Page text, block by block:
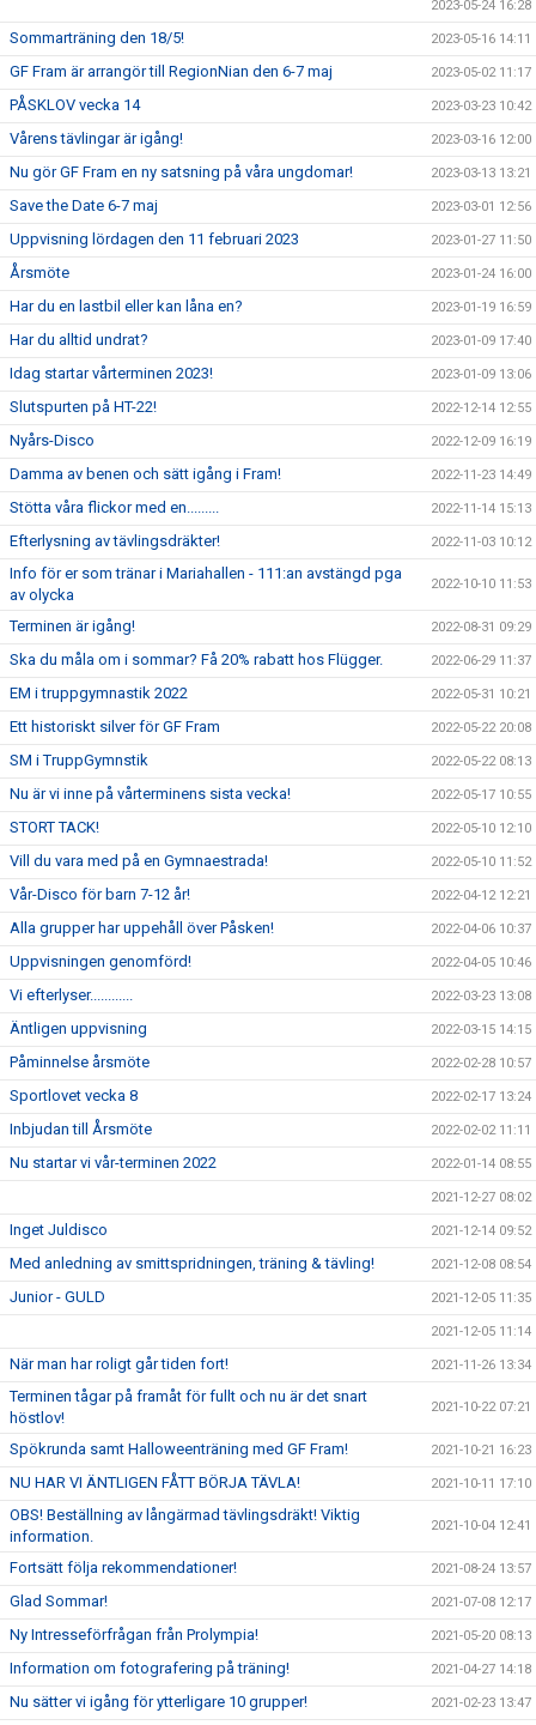
2023-05-24 16:28
Sommarträning den 18/5! 2023-05-16 14:11
GF Fram är arrangör till RegionNian den 6-7 maj 2023-05-02 11:17
PÅSKLOV vecka 14 2023-03-23 10:42
Vårens tävlingar är igång! 2023-03-16 12:00
Nu gör GF Fram en ny satsning på våra ungdomar! 2023-03-13 13:21
Save the Date 6-7 maj 2023-03-01 12:56
Uppvisning lördagen den 11 februari 2023 2023-01-27 11:50
Årsmöte 2023-01-24 16:00
Har du en lastbil eller kan låna en? 2023-01-19 16:59
Har du alltid undrat? 2023-01-09 17:40
Idag startar vårterminen 2023! 2023-01-09 13:06
Slutspurten på HT-22! 2022-12-14 12:55
Nyårs-Disco 2022-12-09 16:19
Damma av benen och sätt igång i Fram! 2022-11-23 14:49
Stötta våra flickor med en......... 2022-11-14 15:13
Efterlysning av tävlingsdräkter! 2022-11-03 10:12
Info för er som tränar i Mariahallen - 111:an avstängd pga
av olycka
2022-10-10 11:53
Terminen är igång! 2022-08-31 09:29
Ska du måla om i sommar? Få 20% rabatt hos Flügger. 2022-06-29 11:37
EM i truppgymnastik 2022 2022-05-31 10:21
Ett historiskt silver för GF Fram 2022-05-22 20:08
SM i TruppGymnstik 2022-05-22 08:13
Nu är vi inne på vårterminens sista vecka! 2022-05-17 10:55
STORT TACK! 2022-05-10 12:10
Vill du vara med på en Gymnaestrada! 2022-05-10 11:52
Vår-Disco för barn 7-12 år! 2022-04-12 12:21
Alla grupper har uppehåll över Påsken! 2022-04-06 10:37
Uppvisningen genomförd! 2022-04-05 10:46
Vi efterlyser............ 2022-03-23 13:08
Äntligen uppvisning 2022-03-15 14:15
Påminnelse årsmöte 2022-02-28 10:57
Sportlovet vecka 8 2022-02-17 13:24
Inbjudan till Årsmöte 2022-02-02 11:11
Nu startar vi vår-terminen 2022 2022-01-14 08:55
2021-12-27 08:02
Inget Juldisco 2021-12-14 09:52
Med anledning av smittspridningen, träning & tävling! 2021-12-08 08:54
Junior - GULD 2021-12-05 11:35
2021-12-05 11:14
När man har roligt går tiden fort! 2021-11-26 13:34
Terminen tågar på framåt för fullt och nu är det snart
höstlov!
2021-10-22 07:21
Spökrunda samt Halloweenträning med GF Fram! 2021-10-21 16:23
NU HAR VI ÄNTLIGEN FÅTT BÖRJA TÄVLA! 2021-10-11 17:10
OBS! Beställning av långärmad tävlingsdräkt! Viktig
information.
2021-10-04 12:41
Fortsätt följa rekommendationer! 2021-08-24 13:57
Glad Sommar! 2021-07-08 12:17
Ny Intresseförfrågan från Prolympia! 2021-05-20 08:13
Information om fotografering på träning! 2021-04-27 14:18
Nu sätter vi igång för ytterligare 10 grupper! 2021-02-23 13:47